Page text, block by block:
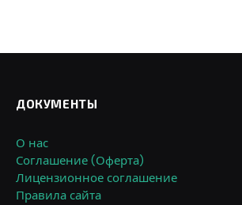
ДОКУМЕНТЫ
О нас
Соглашение (Оферта)
Лицензионное соглашение
Правила сайта